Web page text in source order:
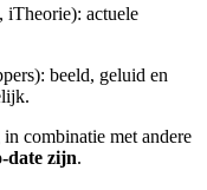
iTheorie): actuele
beeld, geluid en
combinatie met andere
date zijn.